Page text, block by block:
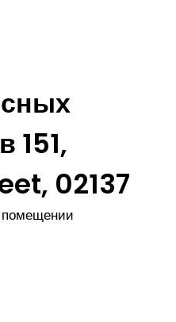
151,
02137